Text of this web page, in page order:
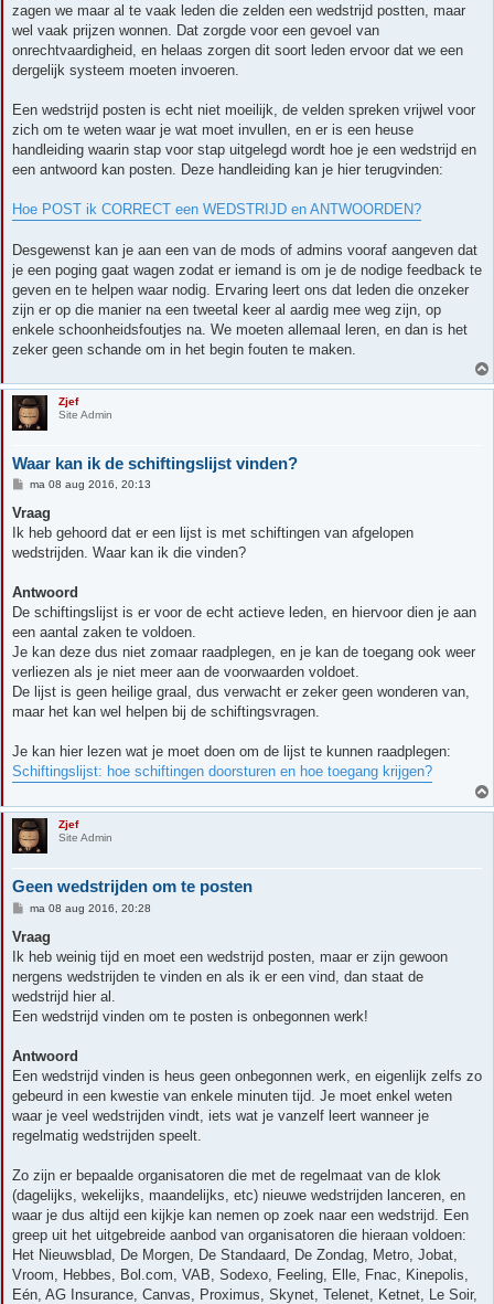
zagen we maar al te vaak leden die zelden een wedstrijd postten, maar
wel vaak prijzen wonnen. Dat zorgde voor een gevoel van
onrechtvaardigheid, en helaas zorgen dit soort leden ervoor dat we een
dergelijk systeem moeten invoeren.
Een wedstrijd posten is echt niet moeilijk, de velden spreken vrijwel voor
zich om te weten waar je wat moet invullen, en er is een heuse
handleiding waarin stap voor stap uitgelegd wordt hoe je een wedstrijd en
een antwoord kan posten. Deze handleiding kan je hier terugvinden:
Hoe POST ik CORRECT een WEDSTRIJD en ANTWOORDEN?
Desgewenst kan je aan een van de mods of admins vooraf aangeven dat
je een poging gaat wagen zodat er iemand is om je de nodige feedback te
geven en te helpen waar nodig. Ervaring leert ons dat leden die onzeker
zijn er op die manier na een tweetal keer al aardig mee weg zijn, op
enkele schoonheidsfoutjes na. We moeten allemaal leren, en dan is het
zeker geen schande om in het begin fouten te maken.
Zjef
Site Admin
Waar kan ik de schiftingslijst vinden?
B
r
c
h
ma 08 aug 2016, 20:13
Vraag
Ik heb gehoord dat er een lijst is met schiftingen van afgelopen
wedstrijden. Waar kan ik die vinden?
Antwoord
De schiftingslijst is er voor de echt actieve leden, en hiervoor dien je aan
een aantal zaken te voldoen.
Je kan deze dus niet zomaar raadplegen, en je kan de toegang ook weer
verliezen als je niet meer aan de voorwaarden voldoet.
De lijst is geen heilige graal, dus verwacht er zeker geen wonderen van,
maar het kan wel helpen bij de schiftingsvragen.
Je kan hier lezen wat je moet doen om de lijst te kunnen raadplegen:
Schiftingslijst: hoe schiftingen doorsturen en hoe toegang krijgen?
Zjef
Site Admin
Geen wedstrijden om te posten
B
r
c
h
ma 08 aug 2016, 20:28
Vraag
Ik heb weinig tijd en moet een wedstrijd posten, maar er zijn gewoon
nergens wedstrijden te vinden en als ik er een vind, dan staat de
wedstrijd hier al.
Een wedstrijd vinden om te posten is onbegonnen werk!
Antwoord
Een wedstrijd vinden is heus geen onbegonnen werk, en eigenlijk zelfs zo
gebeurd in een kwestie van enkele minuten tijd. Je moet enkel weten
waar je veel wedstrijden vindt, iets wat je vanzelf leert wanneer je
regelmatig wedstrijden speelt.
Zo zijn er bepaalde organisatoren die met de regelmaat van de klok
(dagelijks, wekelijks, maandelijks, etc) nieuwe wedstrijden lanceren, en
waar je dus altijd een kijkje kan nemen op zoek naar een wedstrijd. Een
greep uit het uitgebreide aanbod van organisatoren die hieraan voldoen:
Het Nieuwsblad, De Morgen, De Standaard, De Zondag, Metro, Jobat,
Vroom, Hebbes, Bol.com, VAB, Sodexo, Feeling, Elle, Fnac, Kinepolis,
Eén, AG Insurance, Canvas, Proximus, Skynet, Telenet, Ketnet, Le Soir,